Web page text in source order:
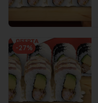
-27%